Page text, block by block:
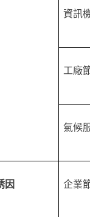
資訊
工廠
氣候
因 企業